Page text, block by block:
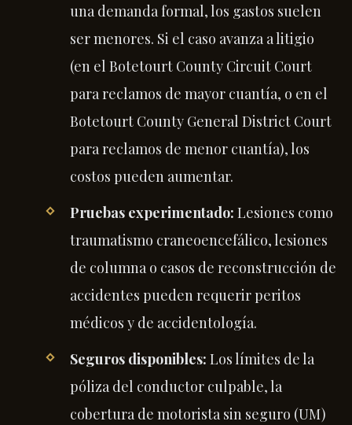
una demanda formal, los gastos suelen
ser menores. Si el caso avanza a litigio
(en el Botetourt County Circuit Court
para reclamos de mayor cuantía, o en el
Botetourt County General District Court
para reclamos de menor cuantía), los
costos pueden aumentar.
Pruebas experimentado: Lesiones como
traumatismo craneoencefálico, lesiones
de columna o casos de reconstrucción de
accidentes pueden requerir peritos
médicos y de accidentología.
Seguros disponibles: Los límites de la
póliza del conductor culpable, la
cobertura de motorista sin seguro (UM)